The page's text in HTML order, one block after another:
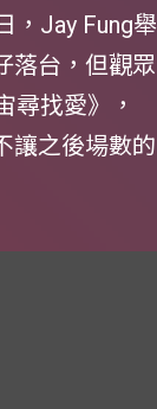
，Jay Fung舉
落台，但觀眾
尋找愛》，
讓之後場數的